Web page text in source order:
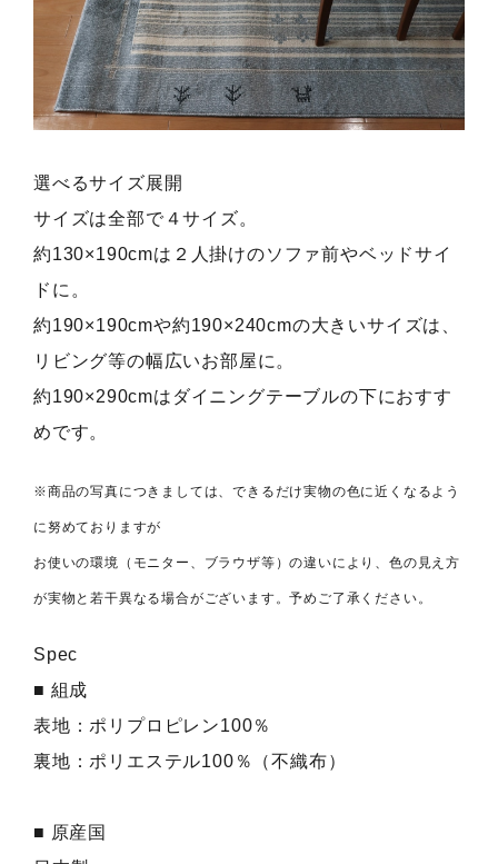
選べるサイズ展開
サイズは全部で４サイズ。
約130×190cmは２人掛けのソファ前やベッドサイ
ドに。
約190×190cmや約190×240cmの大きいサイズは、
リビング等の幅広いお部屋に。
約190×290cmはダイニングテーブルの下におすす
めです。
※商品の写真につきましては、できるだけ実物の色に近くなるよう
に努めておりますが
お使いの環境（モニター、ブラウザ等）の違いにより、色の見え方
が実物と若干異なる場合がございます。予めご了承ください。
Spec
■ 組成
表地：ポリプロピレン100％
裏地：ポリエステル100％（不織布）
■ 原産国